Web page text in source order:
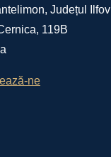
Județul Ilfov
119B
ne